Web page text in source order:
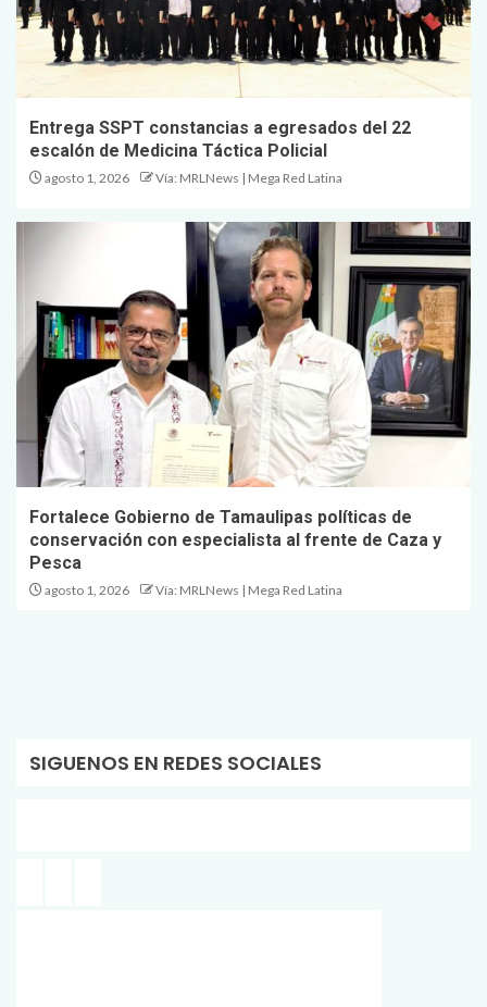
Entrega SSPT constancias a egresados del 22
escalón de Medicina Táctica Policial
agosto 1, 2026 Vía: MRLNews | Mega Red Latina
Fortalece Gobierno de Tamaulipas políticas de
conservación con especialista al frente de Caza y
Pesca
agosto 1, 2026 Vía: MRLNews | Mega Red Latina
SIGUENOS EN REDES SOCIALES